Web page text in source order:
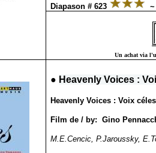
Diapason # 623
Un achat via
● Heavenly Voices :
Heavenly Voices : Voix
Film de / by: Gino
M.E.Cencic, P.Jaroussky,